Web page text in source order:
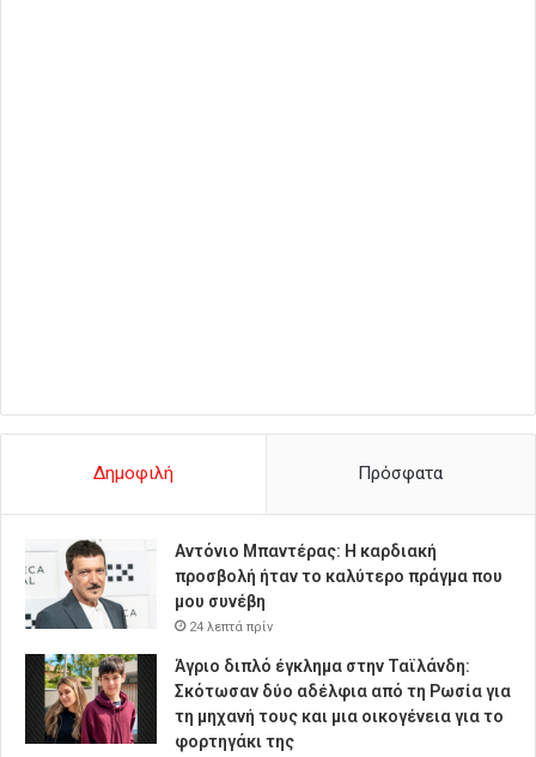
Δημοφιλή Πρόσφατα
Αντόνιο Μπαντέρας: Η καρδιακή
προσβολή ήταν το καλύτερο πράγμα που
μου συνέβη
24 λεπτά πρίν
Άγριο διπλό έγκλημα στην Ταϊλάνδη:
Σκότωσαν δύο αδέλφια από τη Ρωσία για
τη μηχανή τους και μια οικογένεια για το
φορτηγάκι της